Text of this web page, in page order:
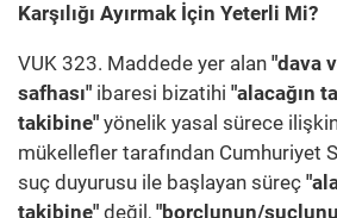
Karşılığı Ayırmak İçin Yeterli Mi?
VUK 323. Maddede yer alan "dava
safhası" ibaresi bizatihi "alacağın
takibine" yönelik yasal sürece
mükellefler tarafından Cumhuriyet
suç duyurusu ile başlayan süreç
takibine" değil, "borçlunun/